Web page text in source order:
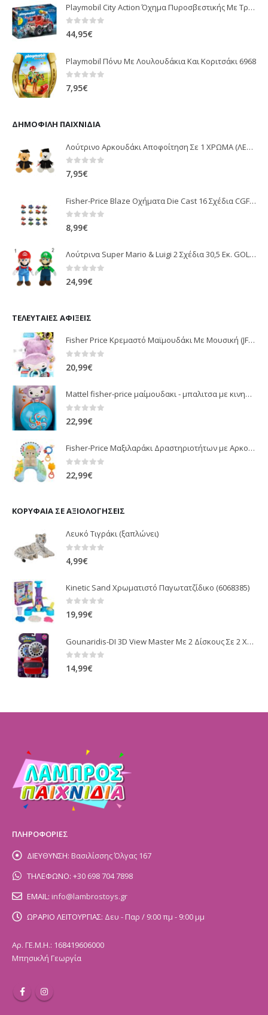
Playmobil City Action Όχημα Πυροσβεστικής Με Τροχαλία Ρυμούλκησης 9466
0 out of 5
44,95€
Playmobil Πόνυ Με Λουλουδάκια Και Κοριτσάκι 6968
0out of 5
7,95€
ΔΗΜΟΦΙΛΉ ΠΑΙΧΝΊΔΙΑ
Λούτρινο Αρκουδάκι Αποφοίτηση Σε 1 ΧΡΩΜΑ (ΛΕΥΚΟ)25Εκ 1850
0out of 5
7,95€
Fisher-Price Blaze Οχήματα Die Cast 16 Σχέδια CGF20
0 out of 5
8,99€
Λούτρινα Super Mario & Luigi 2 Σχέδια 30,5 Εκ. GOL13769
0 out of 5
24,99€
ΤΕΛΕΥΤΑΊΕΣ ΑΦΊΞΕΙΣ
Fisher Price Κρεμαστό Μαϊμουδάκι Με Μουσική (JFF02)
0 out of 5
20,99€
Mattel fisher-price μαίμουδακι - μπαλιτσα με κινηση JLB95
22,99€
Fisher-Price Μαξιλαράκι Δραστηριοτήτων με Αρκουδάκι (JHB44)
22,99€
ΚΟΡΥΦΑΊΑ ΣΕ ΑΞΙΟΛΟΓΉΣΕΙΣ
Λευκό Τιγράκι (ξαπλώνει)
4,99€
Kinetic Sand Χρωματιστό Παγωτατζίδικο (6068385)
0 out of 5
19,99€
Gounaridis-DI 3D View Master Με 2 Δίσκους Σε 2 Χρώματα (J168-1)
0 out of 5
14,99€
ΠΛΗΡΟΦΟΡΙΕΣ
ΔΙΕΥΘΥΝΣΗ: Βασιλίσσης Όλγας 167
ΤΗΛΕΦΩΝΟ: +30 698 704 7898
EMAIL: info@lambrostoys.gr
ΩΡΑΡΙΟ ΛΕΙΤΟΥΡΓΙΑΣ: Δευ - Παρ / 9:00 πμ - 9:00 μμ
Αρ. ΓΕ.Μ.Η.: 168419606000
Μπησικλή Γεωργία